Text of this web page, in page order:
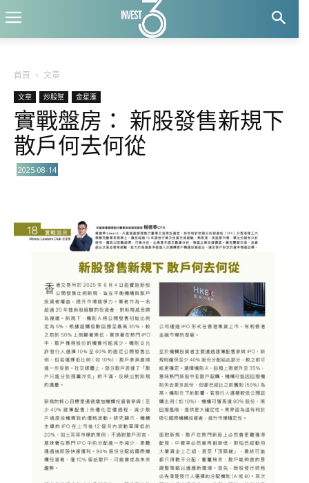
首頁 文章
文章 炒股幫 金星滙
實戰盤房： 新股發售新規下
散戶何去何從
2025-08-14